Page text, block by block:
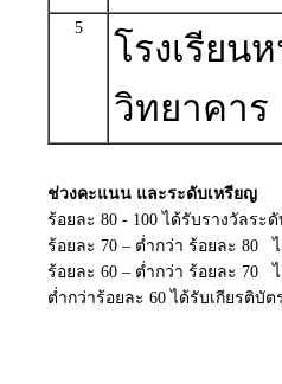
5
โรงเรียน
วิทยาคาร
ช่วงคะแนน และระดับเหรียญ
ร้อยละ 80 - 100 ได้รับรางวัลระ
ร้อยละ 70 – ต่ำกว่า ร้อยละ 80
ร้อยละ 60 – ต่ำกว่า ร้อยละ 70
ต่ำกว่าร้อยละ 60 ได้รับเกียรติบั